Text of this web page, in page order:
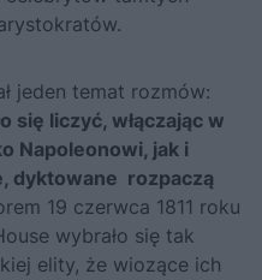
jeden temat rozmów:
się liczyć, włączając w
Napoleonowi, jak i
dyktowane rozpaczą
19 czerwca 1811 roku
wybrało się tak
elity, że wiozące ich